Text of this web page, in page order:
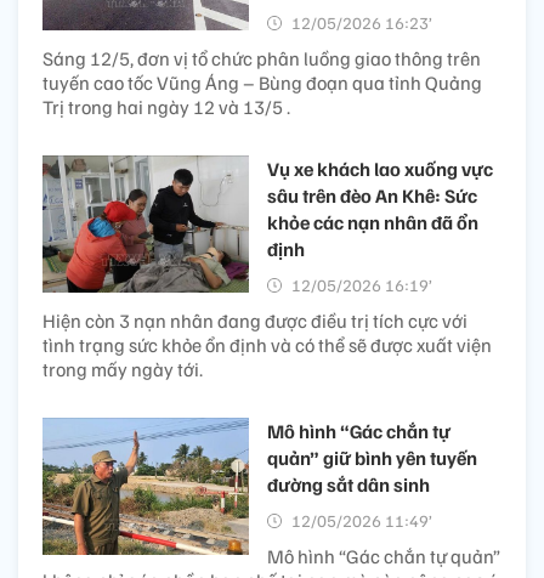
12/05/2026 16:23’
Sáng 12/5, đơn vị tổ chức phân luồng giao thông trên
tuyến cao tốc Vũng Áng – Bùng đoạn qua tỉnh Quảng
Trị trong hai ngày 12 và 13/5 .
Vụ xe khách lao xuống vực
sâu trên đèo An Khê: Sức
khỏe các nạn nhân đã ổn
định
12/05/2026 16:19’
Hiện còn 3 nạn nhân đang được điều trị tích cực với
tình trạng sức khỏe ổn định và có thể sẽ được xuất viện
trong mấy ngày tới.
Mô hình “Gác chắn tự
quản” giữ bình yên tuyến
đường sắt dân sinh
12/05/2026 11:49’
Mô hình “Gác chắn tự quản”